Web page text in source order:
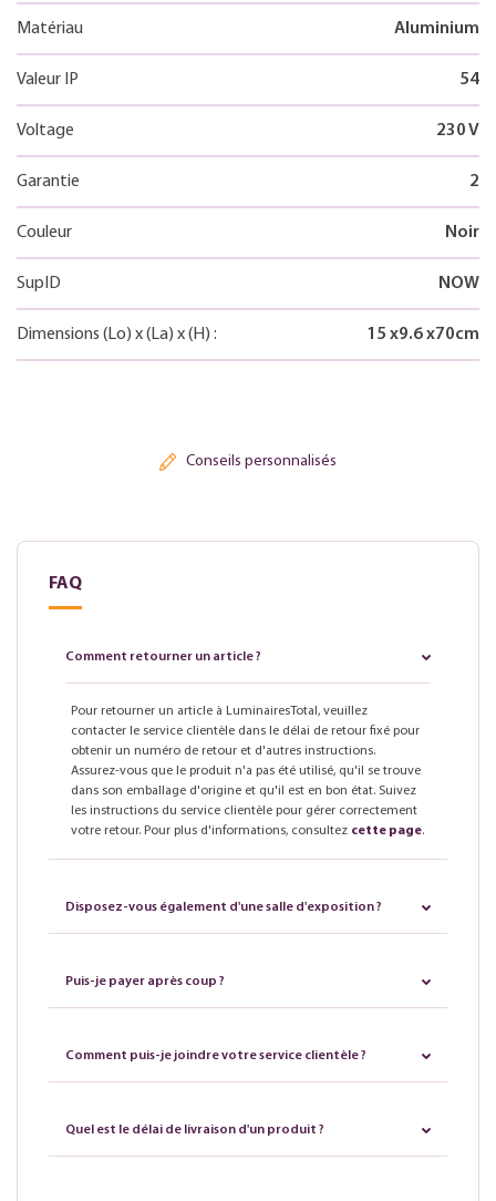
Matériau Aluminium
Valeur IP 54
Voltage 230 V
Garantie 2
Couleur Noir
SupID NOW
Dimensions (Lo) x(La) x(H) : 15 x9.6x70cm
Conseils personnalisés
FAQ
Comment retourner un article ?
Pour retourner un article à LuminairesTotal, veuillez
contacter le service clientèle dans le délai de retour fixé pour
obtenir un numéro de retour et d'autres instructions.
Assurez-vous que le produit n'a pas été utilisé, qu'il se trouve
dans son emballage d'origine et qu'il est en bon état. Suivez
les instructions du service clientèle pour gérer correctement
votre retour. Pour plus d'informations, consultez cette page.
Disposez-vous également d'une salle d'exposition ?
Puis-je payer après coup ?
Comment puis-je joindre votre service clientèle ?
Quel est le délai de livraison d'un produit ?